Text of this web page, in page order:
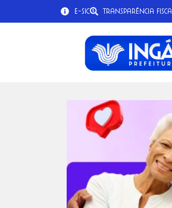
e-SIC Transparência Fiscal